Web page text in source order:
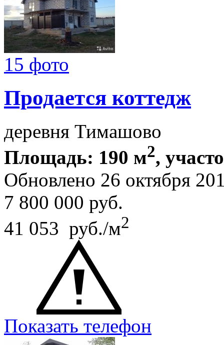
15 фото
Продается коттедж
деревня Тимашово
Площадь: 190 м2,
Обновлено 26 октября
7 800 000 руб.
41 053 руб./м2
Показать телефон